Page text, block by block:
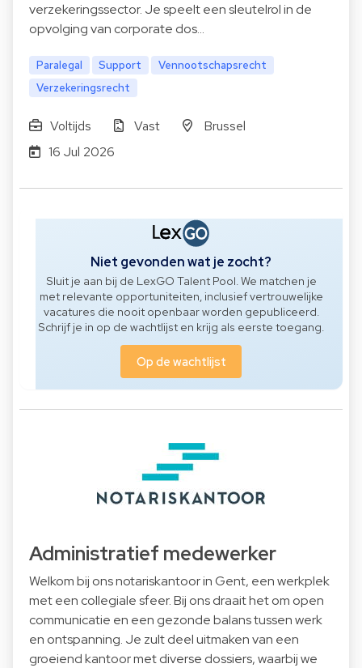
verzekeringssector. Je speelt een sleutelrol in de
opvolging van corporate dos…
Paralegal Support
Vennootschapsrecht
Verzekeringsrecht
Voltijds Vast
Brussel
16 Jul 2026
Niet gevonden wat je zocht?
Sluit je aan bij de LexGO Talent Pool. We matchen je
met relevante opportuniteiten, inclusief vertrouwelijke
vacatures die nooit openbaar worden gepubliceerd.
Schrijf je in op de wachtlijst en krijg als eerste toegang.
Op de wachtlijst
Administratief medewerker
Welkom bij ons notariskantoor in Gent, een werkplek
met een collegiale sfeer. Bij ons draait het om open
communicatie en een gezonde balans tussen werk
en ontspanning. Je zult deel uitmaken van een
groeiend kantoor met diverse dossiers, waarbij we